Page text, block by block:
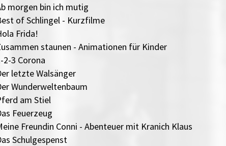
morgen bin ich mutig
of Schlingel - Kurzfilme
Frida!
staunen - Animationen für Kinder
2-3 Corona
letzte Walsänger
Wunderweltenbaum
am Stiel
Feuerzeug
Freundin Conni - Abenteuer mit Kranich Klaus
Schulgespenst